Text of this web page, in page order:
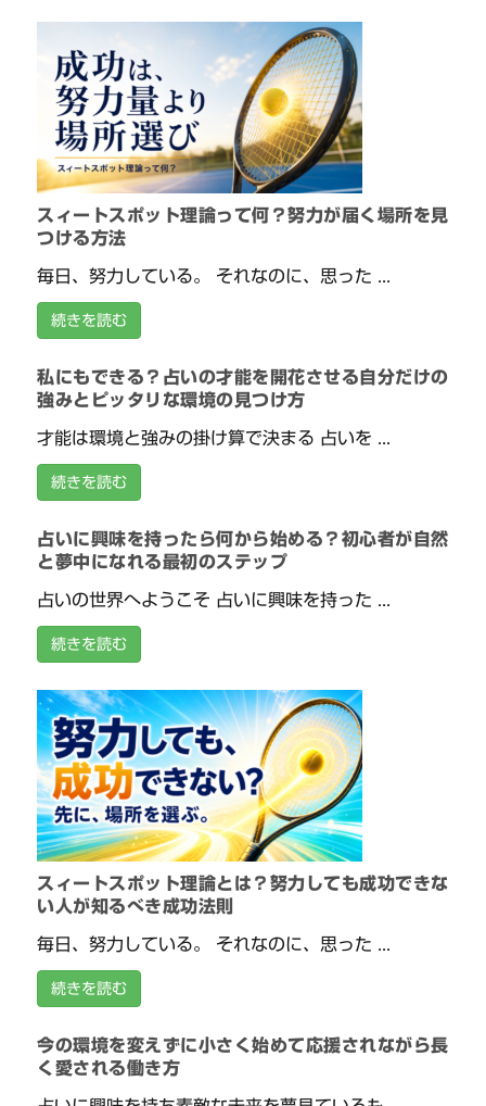
スィートスポット理論って何？努力が届く場所を見
つける方法
毎日、努力している。 それなのに、思った ...
続きを読む
私にもできる？占いの才能を開花させる自分だけの
強みとピッタリな環境の見つけ方
才能は環境と強みの掛け算で決まる 占いを ...
続きを読む
占いに興味を持ったら何から始める？初心者が自然
と夢中になれる最初のステップ
占いの世界へようこそ 占いに興味を持った ...
続きを読む
スィートスポット理論とは？努力しても成功できな
い人が知るべき成功法則
毎日、努力している。 それなのに、思った ...
続きを読む
今の環境を変えずに小さく始めて応援されながら長
く愛される働き方